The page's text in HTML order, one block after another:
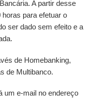
A partir desse
para efetuar o
ser dado sem efeito e a
de Homebanking,
de Multibanco.
um e-mail no endereço